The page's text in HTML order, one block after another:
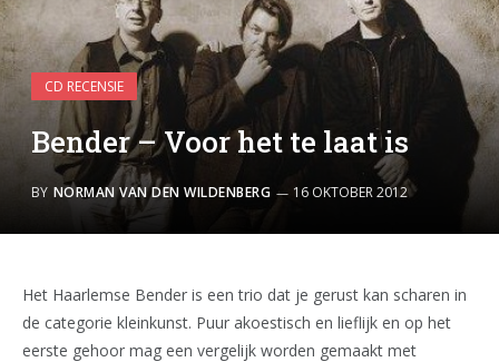
CD RECENSIE
Bender – Voor het te laat is
BY NORMAN VAN DEN WILDENBERG 16 OKTOBER 2012
Het Haarlemse Bender is een trio dat je gerust kan scharen in
de categorie kleinkunst. Puur akoestisch en lieflijk en op het
eerste gehoor mag een vergelijk worden gemaakt met